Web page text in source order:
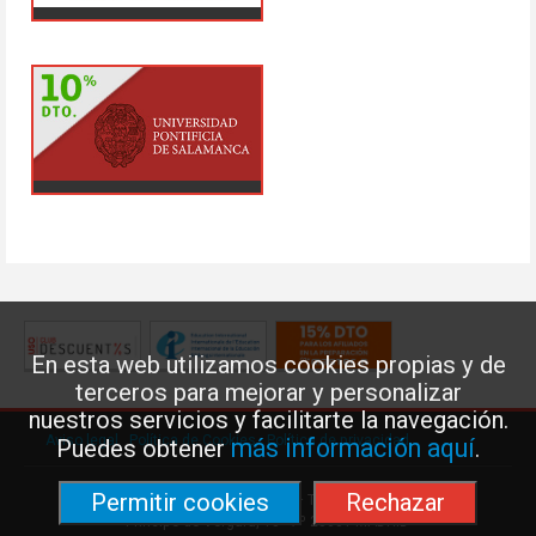
En esta web utilizamos cookies propias y de
terceros para mejorar y personalizar
nuestros servicios y facilitarte la navegación.
Puedes obtenermás información aquí.
Permitir cookies
Rechazar
Aviso legal Política de Cookies· Política de privacidad
Federación de Enseñanza de USO · Teléfono: 91 577 41 13 ·
Príncipe de Vergara, 13 · 7º 28001 MADRID